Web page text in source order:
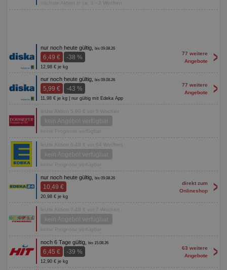
nächste Aktion in ca. 1 - 2 Wochen
nur noch heute gültig, bis 09.08.26
6,49 € -38 %
12,98 € je kg
77 weitere
Angebote
>
nur noch heute gültig, bis 09.08.26
5,99 € -43 %
11,98 € je kg | nur gültig mit Edeka App
77 weitere
Angebote
>
letzte Aktion 5,99 € vor 5 Wochen
kein Angebot verfügbar
keine Prognose verfügbar
letzte Aktion 6,49 € vor 64 Wochen
kein Angebot verfügbar
keine Prognose verfügbar
nur noch heute gültig, bis 09.08.26
10,49 €
20,98 € je kg
direkt zum
Onlineshop
>
letzte Aktion 7,49 € vor 7 Wochen
kein Angebot verfügbar
keine Prognose verfügbar
noch 6 Tage gültig, bis 15.08.26
6,45 € -39 %
12,90 € je kg
63 weitere
Angebote
>